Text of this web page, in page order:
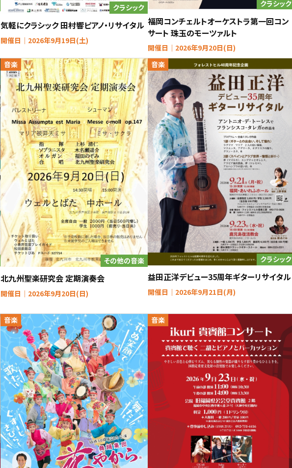
クラシック
気軽にクラシック 田村響ピアノ・リサイタル
開催日｜2026年9月19日(土)
クラシック
福岡コンチェルトオーケストラ第一回コン
サート 珠玉のモーツァルト
開催日｜2026年9月20日(日)
音楽
その他の音楽
北九州聖楽研究会 定期演奏会
開催日｜2026年9月20日(日)
音楽
クラシック
益田正洋デビュー35周年ギターリサイタル
開催日｜2026年9月21日(月)
音楽 音楽